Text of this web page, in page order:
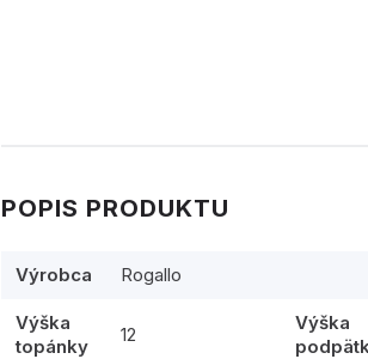
POPIS PRODUKTU
Výrobca Rogallo
Výška
topánky
12
Výška